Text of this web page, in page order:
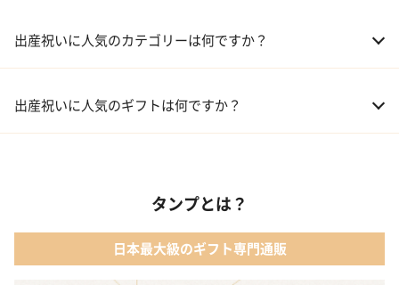
出産祝いに人気のカテゴリーは何ですか？
02 ベビー寝具・家具
04 ベビー・キッズファッション
出産祝いに人気のギフトは何ですか？
02 【名入れギフト】音いっぱい積み木｜エド・インター
03 ママズケア セレクトボックス｜モディッシュ
タンプとは？
日本最大級のギフト専門通販